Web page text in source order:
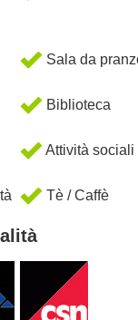
Sala da
Biblioteca
Attività sociali
Tè / Caffè